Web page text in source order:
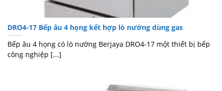
DRO4-17 Bếp âu 4 họng kết hợp lò nướng dùng gas
Bếp âu 4 họng có lò nướng Berjaya DRO4-17 một thiết bị bếp
công nghiệp [...]